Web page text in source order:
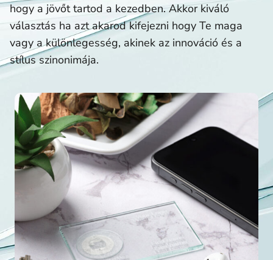
hogy a jövőt tartod a kezedben. Akkor kiváló
választás ha azt akarod kifejezni hogy Te maga
vagy a különlegesség, akinek az innováció és a
stílus szinonimája.